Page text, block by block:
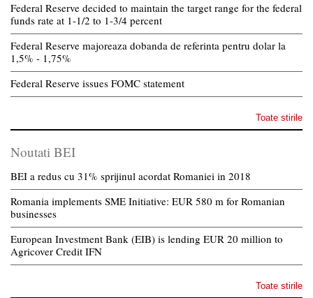
Federal Reserve decided to maintain the target range for the federal
funds rate at 1-1/2 to 1-3/4 percent
Federal Reserve majoreaza dobanda de referinta pentru dolar la
1,5% - 1,75%
Federal Reserve issues FOMC statement
Toate stirile
Noutati BEI
BEI a redus cu 31% sprijinul acordat Romaniei in 2018
Romania implements SME Initiative: EUR 580 m for Romanian
businesses
European Investment Bank (EIB) is lending EUR 20 million to
Agricover Credit IFN
Toate stirile